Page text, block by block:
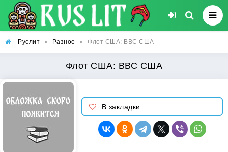
Руслит » Разное » Флот США: ВВС США
Флот США: ВВС США
В закладки